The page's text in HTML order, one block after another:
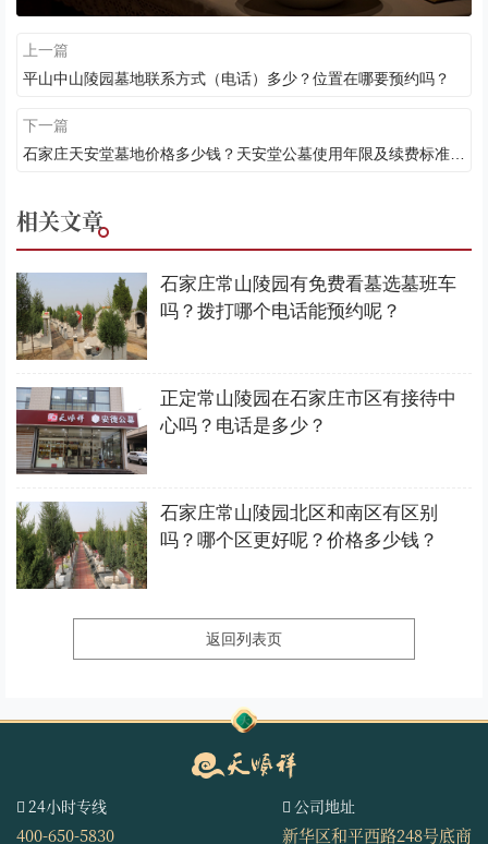
上一篇
平山中山陵园墓地联系方式（电话）多少？位置在哪要预约吗？
下一篇
相关文章
石家庄常山陵园有免费看墓选墓班车
吗？拨打哪个电话能预约呢？
正定常山陵园在石家庄市区有接待中
心吗？电话是多少？
石家庄常山陵园北区和南区有区别
吗？哪个区更好呢？价格多少钱？
返回列表页
24小时专线
400-650-5830
公司地址
新华区和平西路248号底商